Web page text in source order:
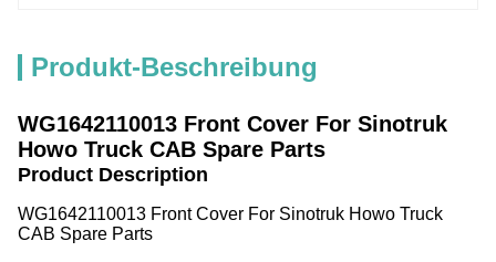
Produkt-Beschreibung
WG1642110013 Front Cover For Sinotruk
Howo Truck CAB Spare Parts
Product Description
WG1642110013 Front Cover For Sinotruk Howo Truck
CAB Spare Parts